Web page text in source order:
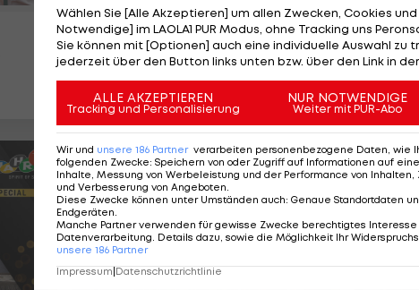
Top
LAOLA1
Wählen Sie [Alle Akzeptieren] um allen Zwecken, Cookies
Notwendige] im LAOLA1 PUR Modus, ohne Tracking uns
Sie können mit [Optionen] auch eine individuelle Auswahl zu
jederzeit über den Button links unten bzw. über den Link in
ALLE AKZEPTIEREN
Tracking und Personalisierung
NUR NOTWENDIGE
Weiter mit PUR-Abo
Wir und unsere 186 Partner verarbeiten personenbezogene Daten, wie
folgenden Zwecke: Speichern von oder Zugriff auf Informationen auf
Inhalte, Messung von Werbeleistung und der Performance von
und Verbesserung von Angeboten.
Diese Zwecke können unter Umständen auch: Genaue Standortdaten
Endgeräten.
Manche Partner verwenden für gewisse Zwecke berechtigtes
Datenverarbeitung. Details dazu, sowie die Möglichkeit Ihr
unsere 186 Partner
Impressum Datenschutzrichtlinie